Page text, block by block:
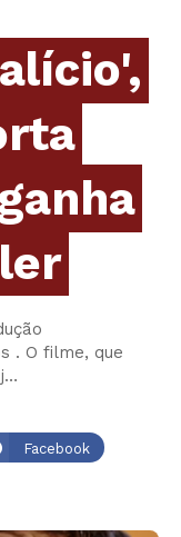
. O filme, que
Facebook